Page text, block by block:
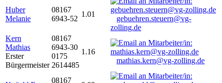
Huber
Melanie
08167
6943-52
1.01
gebuehren.steuern@vg-
zolling.de
Kern
Mathias
Erster
Bürgermeister
08167
6943-30
0175
2614485
1.16
mathias.kern@vg-zolling.de
08167